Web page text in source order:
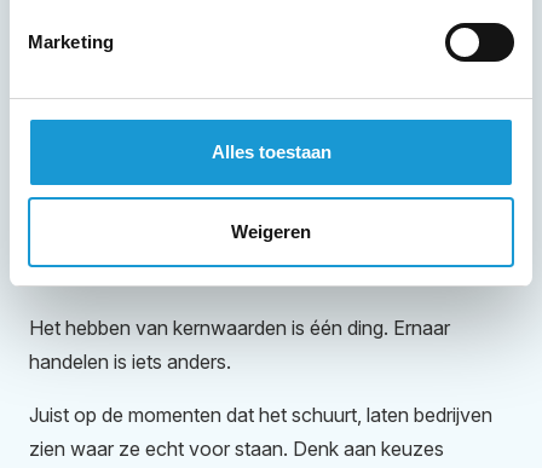
Marketing
Alles toestaan
Weigeren
Consistentie maakt het verschil
Het hebben van kernwaarden is één ding. Ernaar
handelen is iets anders.
Juist op de momenten dat het schuurt, laten bedrijven
zien waar ze echt voor staan. Denk aan keuzes